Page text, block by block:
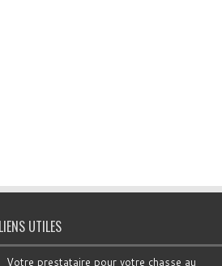
LIENS UTILES
Votre prestataire pour votre chasse au